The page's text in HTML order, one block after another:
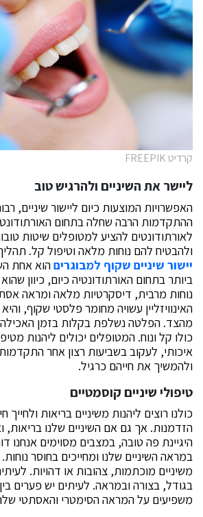
קרדיט FREEPIK
ליישר את השיניים ולהרגיש טוב
האפשרויות המוצעות כיום ליישור שיניים,
ההתקדמות הרבה שחלה בתחום
לאורתודונטים להציע למטופלים שיטות
ולהבטיח להם נוחות מלאה וטיפול קל.
יישור שיניים שקוף למבוגריםהוא אחת
ביותר בתחום האורתודונטיה כיום, כיוון
נוחות מרבית, דיסקרטיות מלאה ומראה
האינוויזליין עשויה מחומר פלסטי שקוף,
מהצד. הפלטה נשלפת בקלות בזמן האכילה
כולו קל ונוח. המטופלים יכולים ליהנות
איכותי, לעקוב בשביעות רצון אחר התקדמות
ולהמשיך את חייהם כרגיל.
טיפולי שיניים קוסמטיים
כולנו רוצים ליהנות משיניים בריאות ולחייך
הזדמנות. אך גם אם השיניים שלנו בריאות,
היגיינת פה טובה, במצבים מסוימים אנחנו
במראה השיניים שלנו ומחייכים בחוסר
משיניים מוכתמות, צהובות או דהויות.
בגודל, בצורה ובמראה. לעיתים יש פערים
משפיעים על המראה הסימטרי והאסתטי